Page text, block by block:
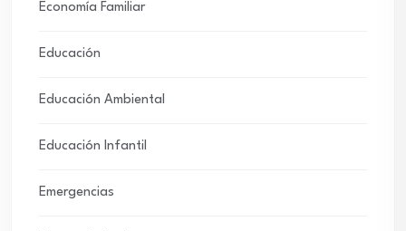
Economía Familiar
Educación
Educación Ambiental
Educación Infantil
Emergencias